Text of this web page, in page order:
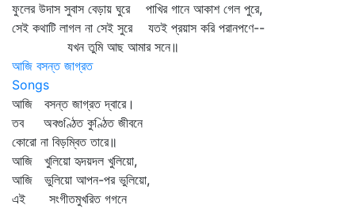
ফুলের উদাস সুবাস বেড়ায় ঘুরে পাখির গানে আকাশ গেল পুরে,
সেই কথাটি লাগল না সেই সুরে যতই প্রয়াস করি পরানপণে--
যখন তুমি আছ আমার সনে॥
আজি বসন্ত জাগ্রত
Songs
আজি বসন্ত জাগ্রত দ্বারে।
তব অবগুণ্ঠিত কুণ্ঠিত জীবনে
কোরো না বিড়ম্বিত তারে॥
আজি খুলিয়ো হৃদয়দল খুলিয়ো,
আজি ভুলিয়ো আপন-পর ভুলিয়ো,
এই সংগীতমুখরিত গগনে